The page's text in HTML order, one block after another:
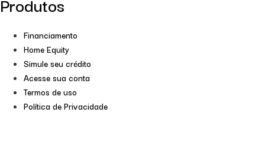
Financiamento
Home Equity
Simule seu crédito
Acesse sua conta
Termos de uso
Política de Privacidade